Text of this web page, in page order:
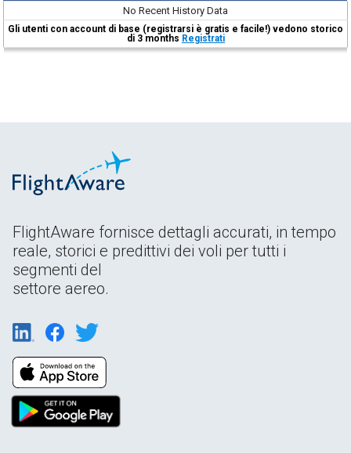
No Recent History Data
Gli utenti con account di base (registrarsi è gratis e facile!) vedono storico
di 3 months Registrati
FlightAware fornisce dettagli accurati, in tempo
reale, storici e predittivi dei voli per tutti i
segmenti del
settore aereo.